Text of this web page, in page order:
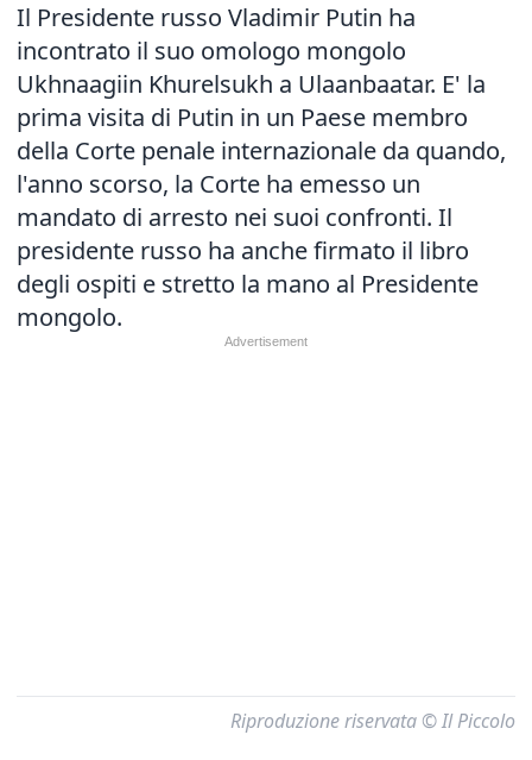
Il Presidente russo Vladimir Putin ha
incontrato il suo omologo mongolo
Ukhnaagiin Khurelsukh a Ulaanbaatar. E' la
prima visita di Putin in un Paese membro
della Corte penale internazionale da quando,
l'anno scorso, la Corte ha emesso un
mandato di arresto nei suoi confronti. Il
presidente russo ha anche firmato il libro
degli ospiti e stretto la mano al Presidente
mongolo.
Riproduzione riservata © Il Piccolo